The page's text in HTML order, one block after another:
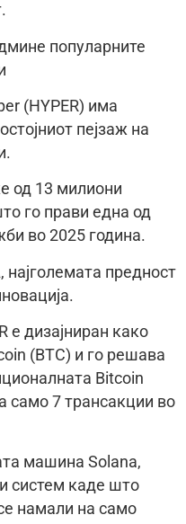
популарните
(HYPER) има
пејзаж на
од 13 милиони
го прави една од
во 2025 година.
најголемата предност
е дизајниран како
(BTC) и го решава
Bitcoin
само 7 трансакции во
машина Solana,
систем каде што
намали на само